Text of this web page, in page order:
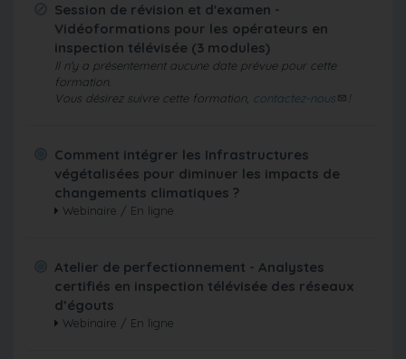
Session de révision et d'examen -
Vidéoformations pour les opérateurs en
inspection télévisée (3 modules)
Il n'y a présentement aucune date prévue pour cette
formation.
Vous désirez suivre cette formation, contactez-nous !
Comment intégrer les Infrastructures
végétalisées pour diminuer les impacts de
changements climatiques ?
Webinaire / En ligne
Atelier de perfectionnement - Analystes
certifiés en inspection télévisée des réseaux
d’égouts
Webinaire / En ligne